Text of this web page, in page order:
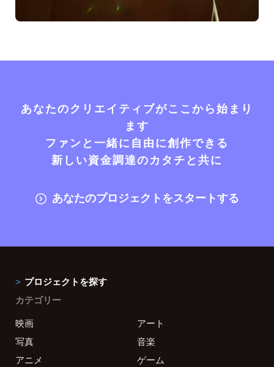
あなたのクリエイティブがここから始まり
ます
ファンと一緒に自由に創作できる
新しい資金調達のカタチと共に
あなたのプロジェクトをスタートする
プロジェクトを探す
カテゴリー
映画
アート
写真
音楽
アニメ
ゲーム